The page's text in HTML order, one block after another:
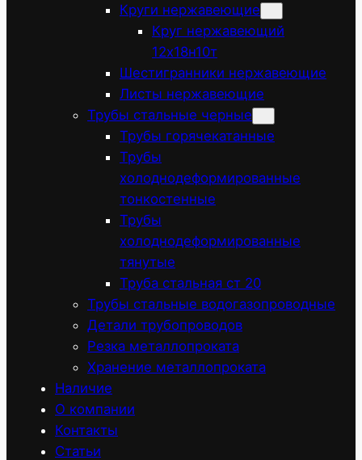
Круги нержавеющие
Круг нержавеющий
12х18н10т
Шестигранники нержавеющие
Листы нержавеющие
Трубы стальные черные
Трубы горячекатанные
Трубы
холоднодеформированные
тонкостенные
Трубы
холоднодеформированные
тянутые
Труба стальная ст 20
Трубы стальные водогазопроводные
Детали трубопроводов
Резка металлопроката
Хранение металлопроката
Наличие
О компании
Контакты
Статьи